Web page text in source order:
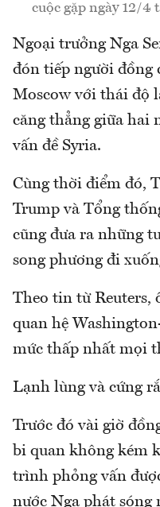
cuộc gặp ngày 12/4
Ngoại trưởng Nga
đón tiếp người đồng
Moscow với thái độ
căng thẳng giữa hai
vấn đề Syria.
Cùng thời điểm đó,
Trump và Tổng
cũng đưa ra những
song phương đi
Theo tin từ Reuters,
quan hệ
mức thấp nhất mọi
Lạnh lùng và cứng
Trước đó vài giờ
bi quan không kém
trình phỏng vấn
nước Nga phát sóng